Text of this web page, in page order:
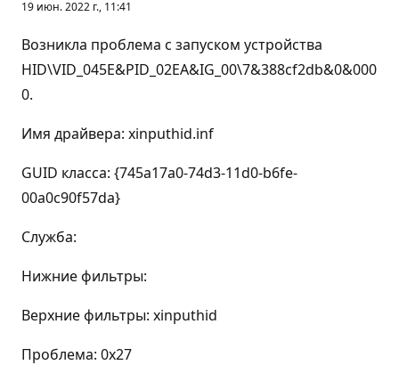
19 июн. 2022 г., 11:41
Возникла проблема с запуском устройства
HID\VID_045E&PID_02EA&IG_00\7&388cf2db&0&000
0.
Имя драйвера: xinputhid.inf
GUID класса: {745a17a0-74d3-11d0-b6fe-
00a0c90f57da}
Служба:
Нижние фильтры:
Верхние фильтры: xinputhid
Проблема: 0x27